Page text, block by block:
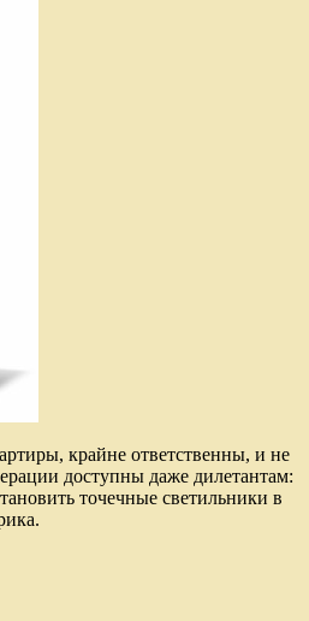
крайне ответственны, и не
доступны даже дилетантам:
точечные светильники в